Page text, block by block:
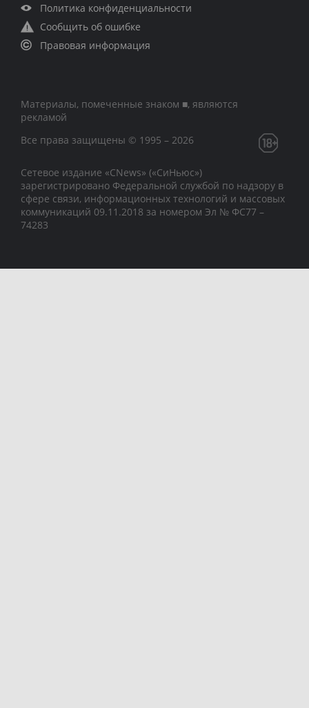
Политика конфиденциальности
Сообщить об ошибке
Правовая информация
Материалы, помеченные знаком ■, являются
рекламой
Все права защищены © 1995 – 2026
Сетевое издание «CNews» («СиНьюс»)
зарегистрировано Федеральной службой по надзору в
сфере связи, информационных технологий и массовых
коммуникаций 09.11.2018 за номером Эл № ФС77 –
74283